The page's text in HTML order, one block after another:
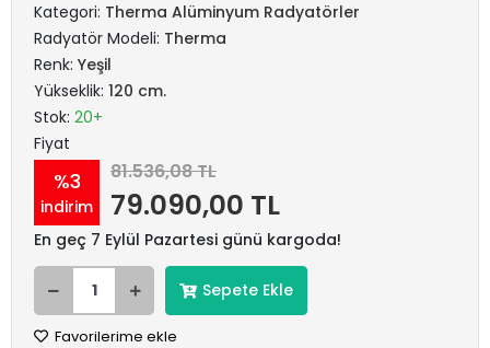
Kategori: Therma Alüminyum Radyatörler
Radyatör Modeli: Therma
Renk: Yeşil
Yükseklik: 120 cm.
Stok: 20+
Fiyat
%3
indirim
81.536,08 TL
79.090,00 TL
En geç 7 Eylül Pazartesi günü kargoda!
Sepete Ekle
Favorilerime ekle